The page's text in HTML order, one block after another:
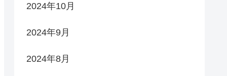
2024年10月
2024年9月
2024年8月